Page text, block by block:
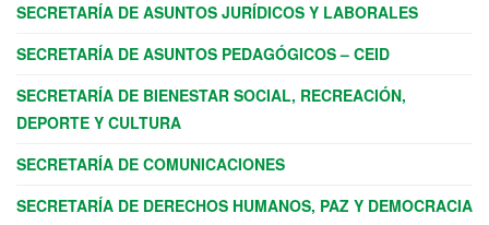
SECRETARÍA DE ASUNTOS JURÍDICOS Y LABORALES
SECRETARÍA DE ASUNTOS PEDAGÓGICOS – CEID
SECRETARÍA DE BIENESTAR SOCIAL, RECREACIÓN,
DEPORTE Y CULTURA
SECRETARÍA DE COMUNICACIONES
SECRETARÍA DE DERECHOS HUMANOS, PAZ Y DEMOCRACIA